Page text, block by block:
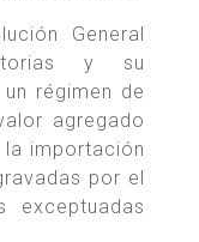
General
y su
régimen de
agregado
importación
por el
exceptuadas